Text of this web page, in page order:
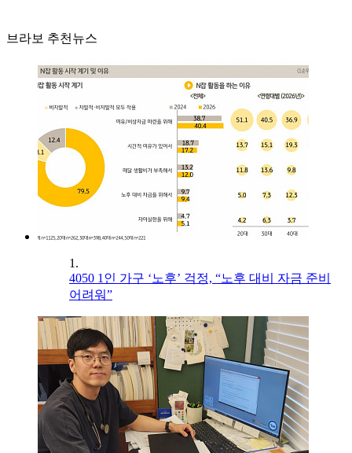
브라보 추천뉴스
1.
4050 1인 가구 ‘노후’ 걱정, “노후 대비 자금 준비
어려워”